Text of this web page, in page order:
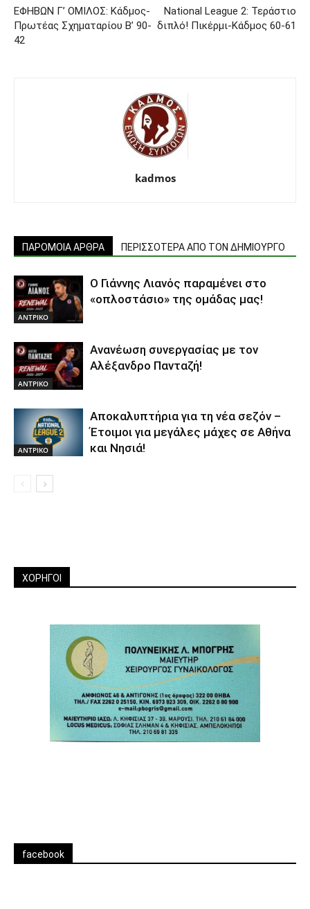
ΕΦΗΒΩΝ Γ’ ΟΜΙΛΟΣ: Κάδμος-
Πρωτέας Σχηματαρίου Β’ 90-
42
National League 2: Τεράστιο
διπλό! Πικέρμι-Κάδμος 60-61
kadmos
ΠΑΡΟΜΟΙΑ ΑΡΘΡΑ ΠΕΡΙΣΣΟΤΕΡΑ ΑΠΟ ΤΟΝ ΔΗΜΙΟΥΡΓΟ
ΑΝTΡΙΚΟ
Ο Γιάννης Λιανός παραμένει στο
«οπλοστάσιο» της ομάδας μας!
ΑΝTΡΙΚΟ
Ανανέωση συνεργασίας με τον
Αλέξανδρο Πανταζή!
ΑΝTΡΙΚΟ
Αποκαλυπτήρια για τη νέα σεζόν –
Έτοιμοι για μεγάλες μάχες σε Αθήνα
και Νησιά!
ΧΟΡΗΓΟΙ
facebook